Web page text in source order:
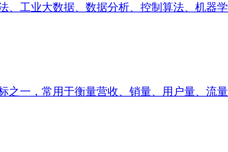
、工业大数据、数据分析、控制算法、机器
一，常用于衡量营收、销量、用户量、流